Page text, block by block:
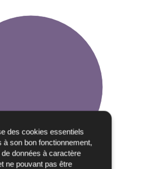
des cookies essentiels
à son bon fonctionnement,
données à caractère
ne pouvant pas être